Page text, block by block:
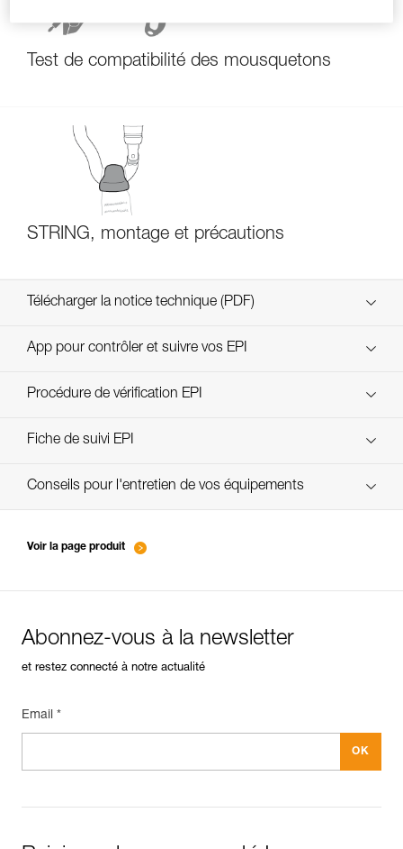
Test de compatibilité des mousquetons
STRING, montage et précautions
Télécharger la notice technique (PDF)
Technical Notice
App pour contrôler et suivre vos EPI
découvrez ePPEcentre
Procédure de vérification EPI
verif EPI-CONNECTEURS-procedure-FR
Fiche de suivi EPI
verif EPI-suivi-connecteur-FR
Conseils pour l'entretien de vos équipements
Voir la page produit
Abonnez-vous à la newsletter
et restez connecté à notre actualité
Email *